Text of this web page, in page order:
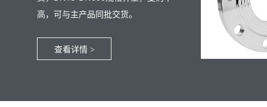
高，可与主产品同批交货。
查看详情 >